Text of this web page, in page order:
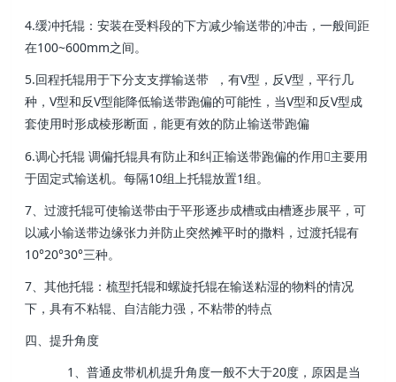
4.缓冲托辊：安装在受料段的下方减少输送带的冲击，一般间距
在100~600mm之间。
5.回程托辊用于下分支支撑输送带 ，有V型，反V型，平行几
种，V型和反V型能降低输送带跑偏的可能性，当V型和反V型成
套使用时形成棱形断面，能更有效的防止输送带跑偏
6.调心托辊 调偏托辊具有防止和纠正输送带跑偏的作用主要用
于固定式输送机。每隔10组上托辊放置1组。
7、过渡托辊可使输送带由于平形逐步成槽或由槽逐步展平，可
以减小输送带边缘张力并防止突然摊平时的撒料，过渡托辊有
10°20°30°三种。
7、其他托辊：梳型托辊和螺旋托辊在输送粘湿的物料的情况
下，具有不粘辊、自洁能力强，不粘带的特点
四、提升角度
1、普通皮带机机提升角度一般不大于20度，原因是当